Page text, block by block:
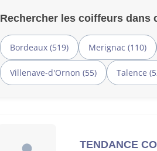
Rechercher les coiffeurs dans
Bordeaux (519) Merignac (110)
Villenave-d'Ornon (55) Talence
TENDANCE